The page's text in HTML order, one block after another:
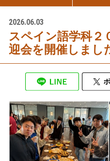
2026.06.03
スペイン語学科２
迎会を開催しまし